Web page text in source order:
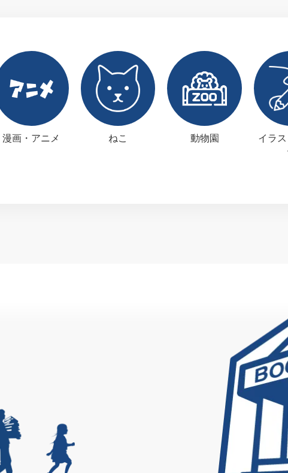
漫画・アニメ ねこ 動物園
イラ